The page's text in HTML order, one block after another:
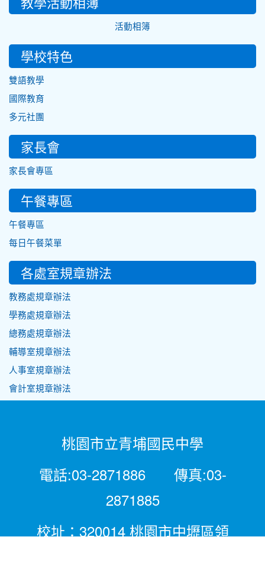
活動相簿
學校特色
雙語教學
國際教育
多元社團
家長會
家長會專區
午餐專區
午餐專區
每日午餐菜單
各處室規章辦法
教務處規章辦法
學務處規章辦法
總務處規章辦法
輔導室規章辦法
人事室規章辦法
會計室規章辦法
桃園市立青埔國民中學
電話:03-2871886 傳真:03-
2871885
校址：320014 桃園市中壢區領